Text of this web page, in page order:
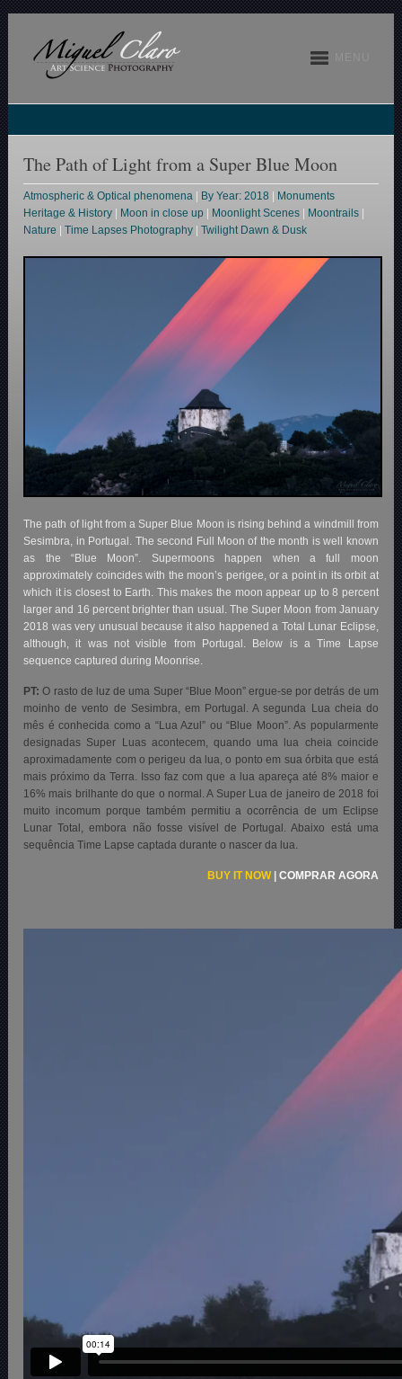
The Path of Light from a Super Blue Moon
Atmospheric & Optical phenomena By Year: 2018
Monuments
Heritage & History
Moon in close up Moonlight Scenes Moontrails
Nature |Time Lapses Photography |Twilight Dawn & Dusk
The path of light from a Super Blue Moon is rising behind a windmill from
Sesimbra, in Portugal. The second Full Moon of the month is well known
as the “Blue Moon”. Supermoons happen when a full moon
approximately coincides with the moon’s perigee, or a point in its orbit at
which it is closest to Earth. This makes the moon appear up to 8 percent
larger and 16 percent brighter than usual. The Super Moon from January
2018 was very unusual because it also happened a Total Lunar Eclipse,
although, it was not visible from Portugal. Below is a Time Lapse
sequence captured during Moonrise.
PT:O rasto de luz de uma Super “Blue Moon” ergue-se por detrás de um
moinho de vento de Sesimbra, em Portugal. A segunda Lua cheia do
mês é conhecida como a “Lua Azul” ou “Blue Moon”. As popularmente
designadas Super Luas acontecem, quando uma lua cheia coincide
aproximadamente com o perigeu da lua, o ponto em sua órbita que está
mais próximo da Terra. Isso faz com que a lua apareça até 8% maior e
16% mais brilhante do que o normal. A Super Lua de janeiro de 2018 foi
muito incomum porque também permitiu a ocorrência de um Eclipse
Lunar Total, embora não fosse visível de Portugal. Abaixo está uma
sequência Time Lapse captada durante o nascer da lua.
BUY IT NOW| COMPRAR AGORA